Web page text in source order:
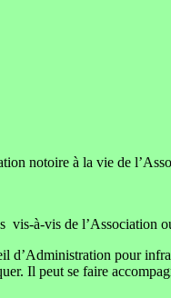
notoire à la vie de
vis-à-vis de l’Association
d’Administration pour
Il peut se faire